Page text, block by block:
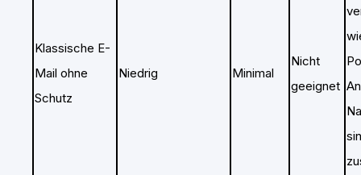
Klassische E-
Mail ohne
Schutz
Niedrig Minimal
Nicht
geeignet